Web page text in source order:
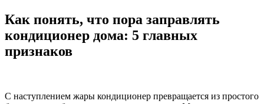
Как понять, что пора заправлять
кондиционер дома: 5 главных
признаков
С наступлением жары кондиционер превращается из простого